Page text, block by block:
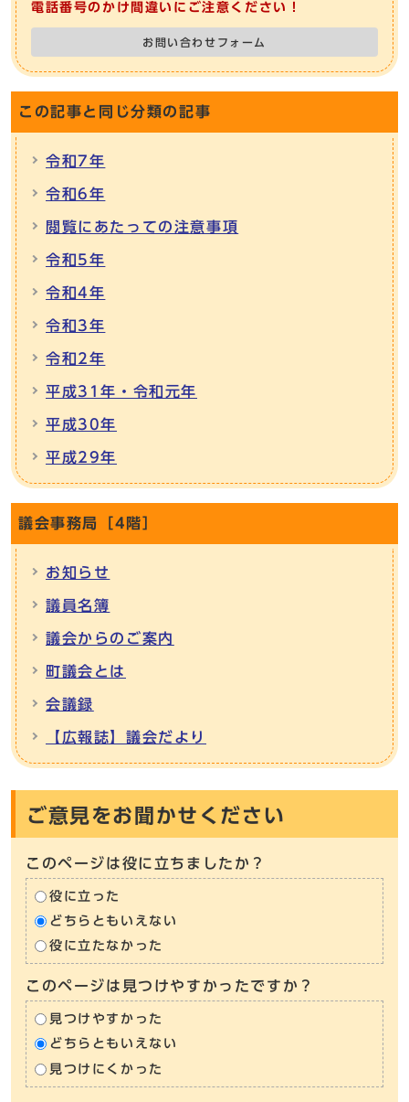
電話番号のかけ間違いにご注意ください！
お問い合わせフォーム
この記事と同じ分類の記事
令和7年
令和6年
閲覧にあたっての注意事項
令和5年
令和4年
令和3年
令和2年
平成31年・令和元年
平成30年
平成29年
議会事務局［4階］
お知らせ
議員名簿
議会からのご案内
町議会とは
会議録
【広報誌】議会だより
ご意見をお聞かせください
このページは役に立ちましたか？
役に立った
どちらともいえない
役に立たなかった
このページは見つけやすかったですか？
見つけやすかった
どちらともいえない
見つけにくかった